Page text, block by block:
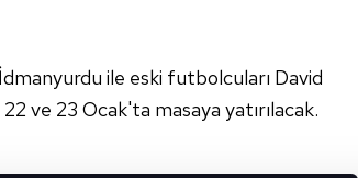
ile eski futbolcuları David
ve 23 Ocak'ta masaya yatırılacak.